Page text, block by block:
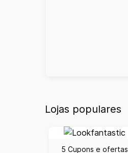
Lojas populares
5 Cupons e ofertas